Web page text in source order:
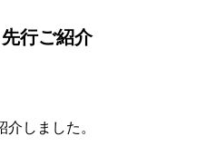
行ご紹介
しました。